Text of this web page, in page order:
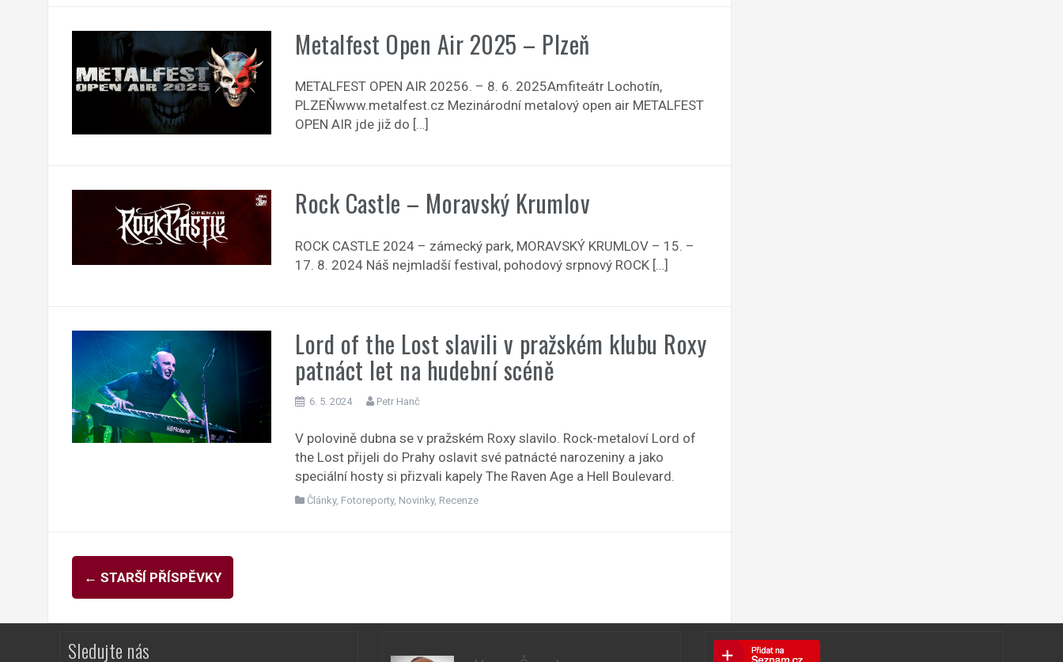
Metalfest Open Air 2025 – Plzeň
METALFEST OPEN AIR 20256. – 8. 6. 2025Amfiteátr Lochotín,
PLZEŇwww.metalfest.cz Mezinárodní metalový open air METALFEST
OPEN AIR jde již do […]
Rock Castle – Moravský Krumlov
ROCK CASTLE 2024 – zámecký park, MORAVSKÝ KRUMLOV – 15. –
17. 8. 2024 Náš nejmladší festival, pohodový srpnový ROCK […]
Lord of the Lost slavili v pražském klubu Roxy
patnáct let na hudební scéně
6. 5. 2024 Petr Hanč
V polovině dubna se v pražském Roxy slavilo. Rock-metaloví Lord of
the Lost přijeli do Prahy oslavit své patnácté narozeniny a jako
speciální hosty si přizvali kapely The Raven Age a Hell Boulevard.
Články, Fotoreporty, Novinky, Recenze
Navigace
pro
příspěvky
← STARŠÍ PŘÍSPĚVKY
Sledujte nás